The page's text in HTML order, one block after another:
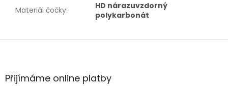
Materiál čočky:
HD nárazuvzdorný
polykarbonát
Z
aPřijímáme online platby